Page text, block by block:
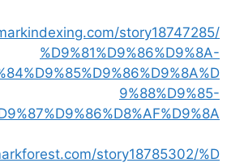
story18747285/
%D9%81%D9%86%D9%8A-
9%88%D9%85-
story18785302/%D